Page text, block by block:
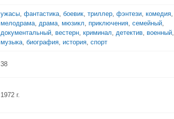
ужасы, фантастика, боевик, триллер, фэнтези, комедия,
мелодрама, драма, мюзикл, приключения, семейный,
документальный, вестерн, криминал, детектив, военный,
музыка, биография, история, спорт
38
1972 г.